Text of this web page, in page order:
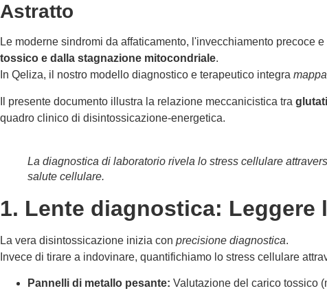
Astratto
Le moderne sindromi da affaticamento, l'invecchiamento precoce
tossico e dalla stagnazione mitocondriale.
In Qeliza, il nostro modello diagnostico e terapeutico integra
Il presente documento illustra la relazione meccanicistica tra
quadro clinico di disintossicazione-energetica.
La diagnostica di laboratorio rivela lo stress cellulare
salute cellulare.
1. Lente diagnostica: Leggere
La vera disintossicazione inizia con precisione diagnostica.
Invece di tirare a indovinare, quantifichiamo lo stress cellulare
Pannelli di metallo pesante: Valutazione del carico tossico